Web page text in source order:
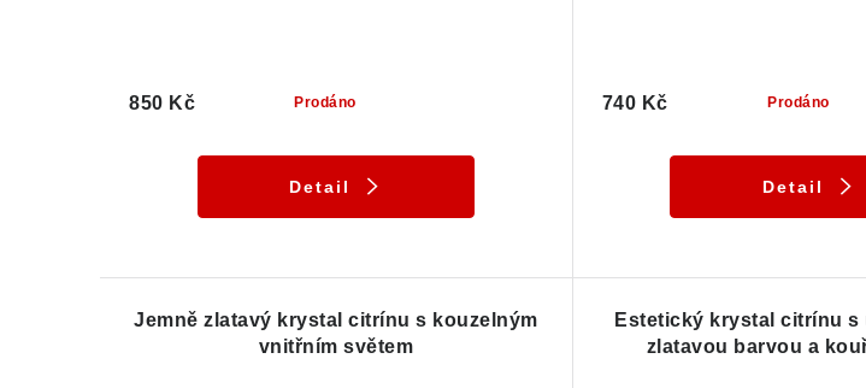
Prodáno
850 Kč
Detail
Prodáno
740 Kč
Detail
Jemně zlatavý krystal citrínu s kouzelným
vnitřním světem
Estetický krystal citrínu s
zlatavou barvou a